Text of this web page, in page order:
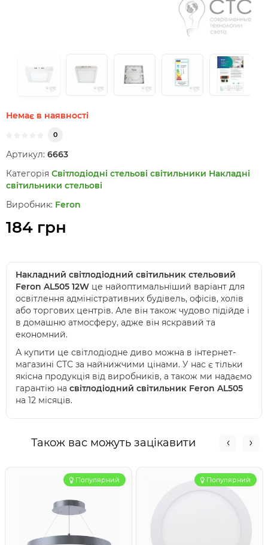
Немає в наявності
0
Артикул: 6663
Категорія Світлодіодні стельові світильники Накладні
світильники стельові
Виробник: Feron
184 грн
Накладний світлодіодний світильник стельовий
Feron AL505 12W це найоптимальніший варіант для
освітлення адміністративних будівель, офісів, холів
або торгових центрів. Але він також чудово підійде і
в домашню атмосферу, адже він яскравий та
економний.
А купити це світлодіодне диво можна в інтернет-
магазині СТС за найнижчими цінами. У нас є тільки
якісна продукція від виробників, а також ми надаємо
гарантію на світлодіодний світильник Feron AL505
на 12 місяців.
Також вас можуть зацікавити
Популярний Популярний